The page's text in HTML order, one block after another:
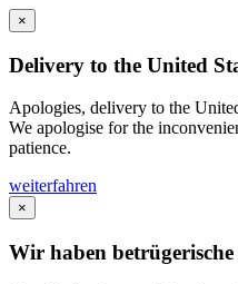
×
Delivery to the United
Apologies, delivery to the
We apologise for the
patience.
weiterfahren
×
Wir haben